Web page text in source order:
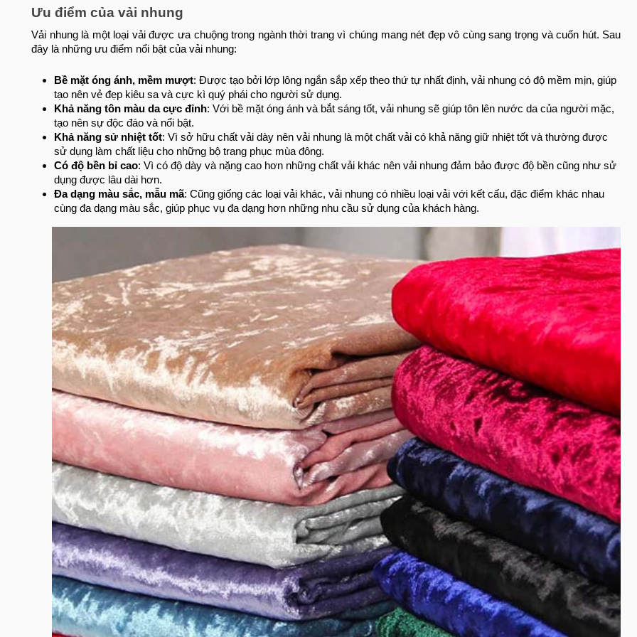
Ưu điểm của vải nhung
Vải nhung là một loại vải được ưa chuộng trong ngành thời trang vì chúng mang nét đẹp vô cùng sang trọng và cuốn hút. Sau
đây là những ưu điểm nổi bật của vải nhung:
Bề mặt óng ánh, mềm mượt: Được tạo bởi lớp lông ngắn sắp xếp theo thứ tự nhất định, vải nhung có độ mềm mịn, giúp
tạo nên vẻ đẹp kiêu sa và cực kì quý phái cho người sử dụng.
Khả năng tôn màu da cực đỉnh: Với bề mặt óng ánh và bắt sáng tốt, vải nhung sẽ giúp tôn lên nước da của người mặc,
tạo nên sự độc đáo và nổi bật.
Khả năng sử nhiệt tốt: Vì sở hữu chất vải dày nên vải nhung là một chất vải có khả năng giữ nhiệt tốt và thường được
sử dụng làm chất liệu cho những bộ trang phục mùa đông.
Có độ bền bỉ cao: Vì có độ dày và nặng cao hơn những chất vải khác nên vải nhung đảm bảo được độ bền cũng như sử
dụng được lâu dài hơn.
Đa dạng màu sắc, mẫu mã: Cũng giống các loại vải khác, vải nhung có nhiều loại vải với kết cấu, đặc điểm khác nhau
cùng đa dạng màu sắc, giúp phục vụ đa dạng hơn những nhu cầu sử dụng của khách hàng.